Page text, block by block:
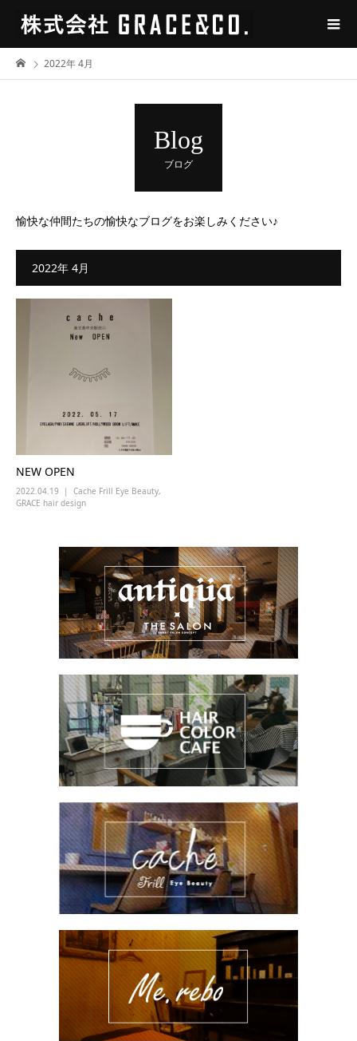
2022年 4月
Blog
ブログ
愉快な仲間たちの愉快なブログをお楽しみください♪
2022年 4月
NEW OPEN
2022.04.19 Cache Frill Eye Beauty,
GRACE hair design